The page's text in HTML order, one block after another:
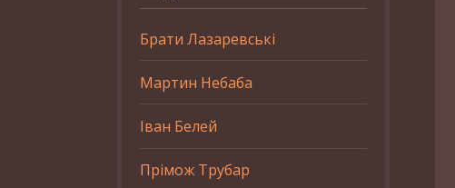
Брати Лазаревські
Мартин Небаба
Іван Белей
Прімож Трубар